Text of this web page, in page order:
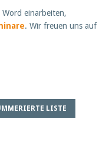
einarbeiten,
. Wir freuen uns auf
LISTE